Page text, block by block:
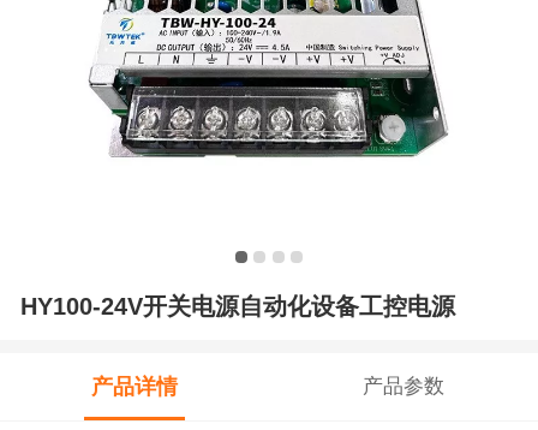
HY100-24V开关电源自动化设备工控电源
产品详情 产品参数